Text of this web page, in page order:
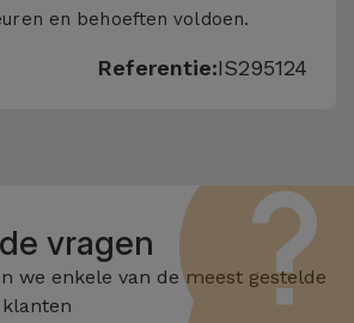
en behoeften voldoen.
Referentie:IS295124
vragen
we enkele van de meest gestelde